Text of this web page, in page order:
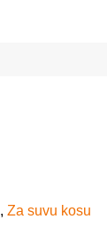
, Za suvu kosu